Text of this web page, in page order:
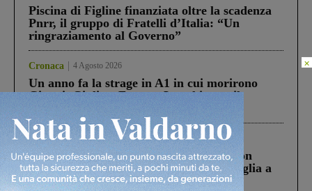
Piscina di Figline finanziata oltre la scadenza
Pnrr, il gruppo di Fratelli d’Italia: “Un
ringraziamento al Governo”
Cronaca 4 Agosto 2026
Un anno fa la strage in A1 in cui morirono
Gianni, Giulia e Franco. Lo schianto, il
processo, lo stop ai sorpassi fra tir....
Cronaca 3 Agosto 2026
Scomparso da una struttura di Castiglion
Fiorentino l’uomo che aveva ucciso la figlia a
Levane nel 2020
×